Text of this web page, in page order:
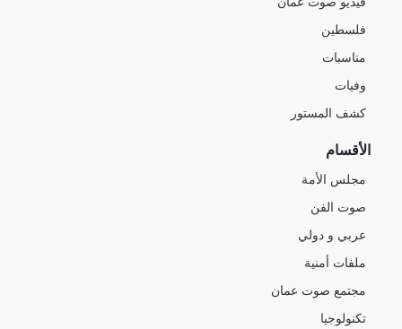
فلسطين
مناسبات
وفيات
كشف المستور
الأقسام
مجلس الأمة
صوت الفن
عربي و دولي
ملفات أمنية
مجتمع صوت عمان
تكنولوجيا